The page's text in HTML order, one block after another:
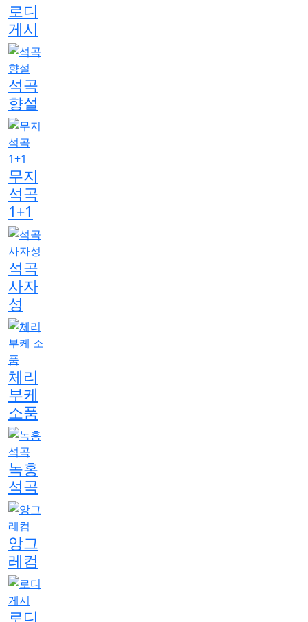
로디
게시
석곡
향설
무지
석곡
1+1
석곡
사자
성
체리
부케
소품
녹홍
석곡
앙그
레컴
로디